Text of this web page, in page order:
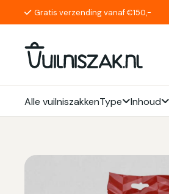
Gratis verzending vanaf €150,-
Alle vuilniszakkenType Inhoud